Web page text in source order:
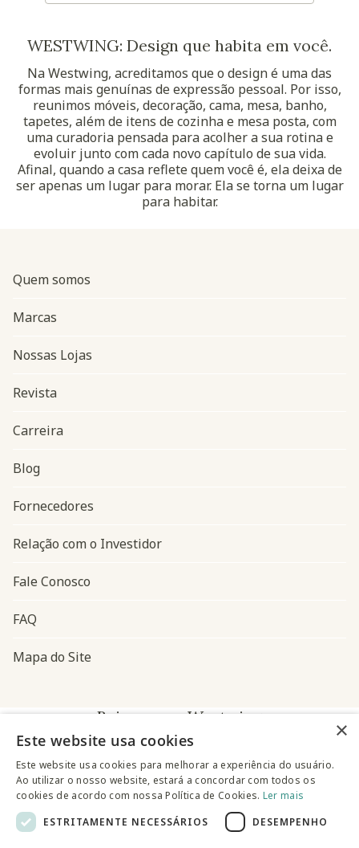
WESTWING: Design que habita em você.
Na Westwing, acreditamos que o design é uma das
formas mais genuínas de expressão pessoal. Por isso,
reunimos móveis, decoração, cama, mesa, banho,
tapetes, além de itens de cozinha e mesa posta, com
uma curadoria pensada para acolher a sua rotina e
evoluir junto com cada novo capítulo de sua vida.
Afinal, quando a casa reflete quem você é, ela deixa de
ser apenas um lugar para morar. Ela se torna um lugar
para habitar.
Navegação do rodapé
Quem somos
Marcas
Nossas Lojas
Revista
Carreira
Blog
Fornecedores
Relação com o Investidor
Fale Conosco
FAQ
Mapa do Site
Baixe o app Westwing
×
Este website usa cookies
Este website usa cookies para melhorar a experiência do usuário.
Ao utilizar o nosso website, estará a concordar com todos os
cookies de acordo com nossa Política de Cookies. Ler mais
ESTRITAMENTE NECESSÁRIOS
DESEMPENHO